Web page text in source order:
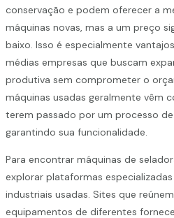
conservação e podem oferecer a
máquinas novas, mas a um preço
baixo. Isso é especialmente
médias empresas que buscam
produtiva sem comprometer o
máquinas usadas geralmente vêm
terem passado por um processo
garantindo sua funcionalidade.
Para encontrar máquinas de
explorar plataformas
industriais usadas. Sites que
equipamentos de diferentes